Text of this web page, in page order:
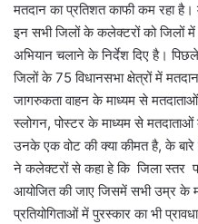
मतदान का प्रतिशत काफी कम रहा है।
इन सभी जिलों के कलेक्टरों को जिलों
अभियान चलाने के निर्देश दिए है।
जिलों के 75 विधानसभा क्षेत्रों में
जागरुकता वाहन के माध्यम से
स्लोगन, पोस्टर के माध्यम से
उनके एक वोट की क्या कीमत है, के
ने कलेक्टरों से कहा हे कि जिला स्तर
आयोजित की जाए जिसमें सभी उम्र के
प्रतियोगिताओं में पुरस्कार का भी